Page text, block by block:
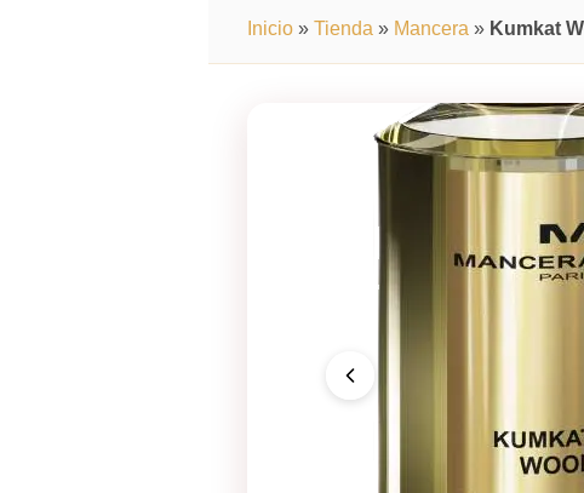
Inicio » Tienda » Mancera » Kumkat